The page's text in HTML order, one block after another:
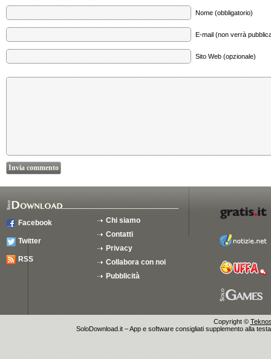
Nome (obbligatorio)
E-mail (non verrà
Sito Web (opzionale)
Facebook
Twitter
RSS
Chi siamo
Contatti
Privacy
Collabora con noi
Pubblicità
Copyright ©
SoloDownload.it – App e software consigliati supplemento alla